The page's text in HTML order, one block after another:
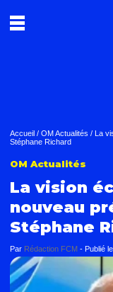
Accueil / OM Actualités / La
Stéphane Richard
OM Actualités
La vision
nouveau
Stéphane
Par Rédaction FCM - Publié le